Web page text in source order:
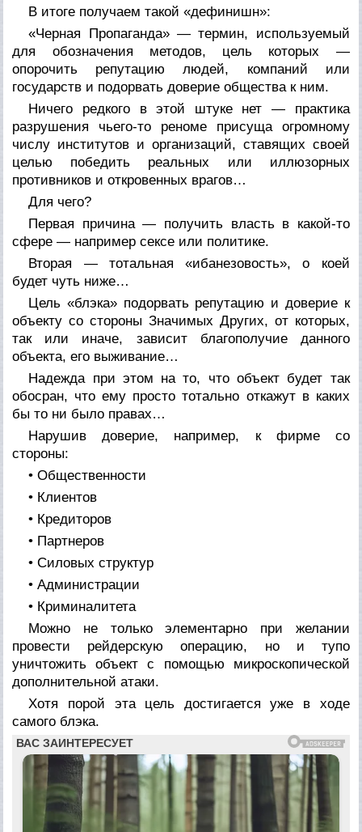
В итоге получаем такой «дефинишн»:
«Черная Пропаганда» — термин, используемый
для обозначения методов, цель которых —
опорочить репутацию людей, компаний или
государств и подорвать доверие общества к ним.
Ничего редкого в этой штуке нет — практика
разрушения чьего-то реноме присуща огромному
числу институтов и организаций, ставящих своей
целью победить реальных или иллюзорных
противников и откровенных врагов…
Для чего?
Первая причина — получить власть в какой-то
сфере — например сексе или политике.
Вторая — тотальная «ибанезовость», о коей
будет чуть ниже…
Цель «блэка» подорвать репутацию и доверие к
объекту со стороны Значимых Других, от которых,
так или иначе, зависит благополучие данного
объекта, его выживание…
Надежда при этом на то, что объект будет так
обосран, что ему просто тотально откажут в каких
бы то ни было правах…
Нарушив доверие, например, к фирме со
стороны:
• Общественности
• Клиентов
• Кредиторов
• Партнеров
• Силовых структур
• Администрации
• Криминалитета
Можно не только элементарно при желании
провести рейдерскую операцию, но и тупо
уничтожить объект с помощью микроскопической
дополнительной атаки.
Хотя порой эта цель достигается уже в ходе
самого блэка.